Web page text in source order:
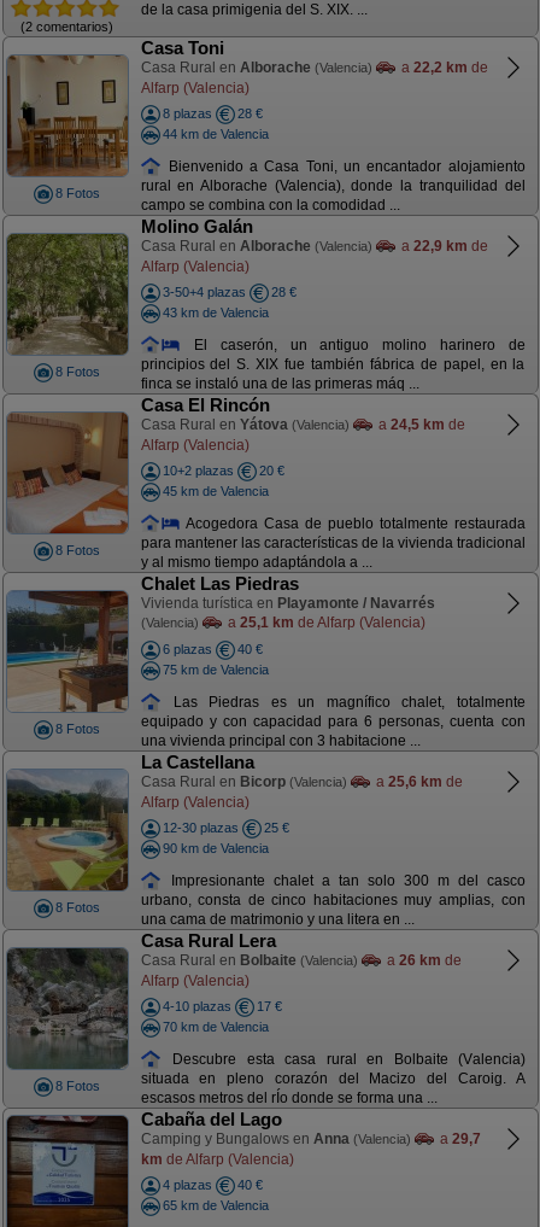
(2 comentarios)
de la casa primigenia del S. XIX. ...
8 Fotos
Casa Toni
Casa Rural en Alborache (Valencia) a 22,2 km de
Alfarp (Valencia)
8 plazas
28 €
44 km de Valencia
Bienvenido a Casa Toni, un encantador alojamiento
rural en Alborache (Valencia), donde la tranquilidad del
campo se combina con la comodidad ...
8 Fotos
Molino Galán
Casa Rural en Alborache (Valencia) a 22,9 km de
Alfarp (Valencia)
3-50+4 plazas
28 €
43 km de Valencia
El caserón, un antiguo molino harinero de
principios del S. XIX fue también fábrica de papel, en la
finca se instaló una de las primeras máq ...
8 Fotos
Casa El Rincón
Casa Rural en Yátova (Valencia) a 24,5 km de
Alfarp (Valencia)
10+2 plazas
20 €
45 km de Valencia
Acogedora Casa de pueblo totalmente restaurada
para mantener las características de la vivienda tradicional
y al mismo tiempo adaptándola a ...
8 Fotos
Chalet Las Piedras
Vivienda turística en Playamonte / Navarrés
(Valencia) a 25,1 km de Alfarp (Valencia)
6 plazas
40 €
75 km de Valencia
Las Piedras es un magnífico chalet, totalmente
equipado y con capacidad para 6 personas, cuenta con
una vivienda principal con 3 habitacione ...
8 Fotos
La Castellana
Casa Rural en Bicorp (Valencia) a 25,6 km de
Alfarp (Valencia)
12-30 plazas
25 €
90 km de Valencia
Impresionante chalet a tan solo 300 m del casco
urbano, consta de cinco habitaciones muy amplias, con
una cama de matrimonio y una litera en ...
8 Fotos
Casa Rural Lera
Casa Rural en Bolbaite (Valencia) a 26 km de
Alfarp (Valencia)
4-10 plazas
17 €
70 km de Valencia
Descubre esta casa rural en Bolbaite (Valencia)
situada en pleno corazón del Macizo del Caroig. A
escasos metros del rÍo donde se forma una ...
Cabaña del Lago
Camping y Bungalows en Anna (Valencia) a 29,7
km de Alfarp (Valencia)
4 plazas
40 €
65 km de Valencia